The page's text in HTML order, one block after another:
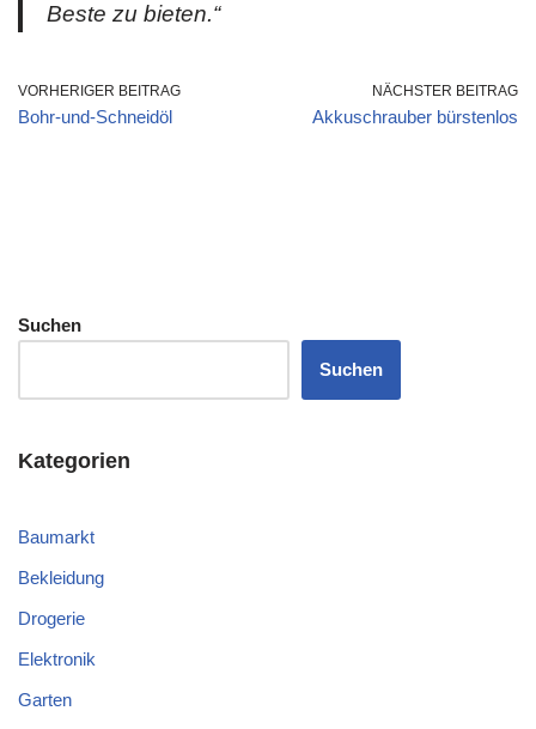
Beste zu bieten.“
VORHERIGER BEITRAG
Bohr-und-Schneidöl
NÄCHSTER BEITRAG
Akkuschrauber bürstenlos
Suchen
Suchen
Kategorien
Baumarkt
Bekleidung
Drogerie
Elektronik
Garten